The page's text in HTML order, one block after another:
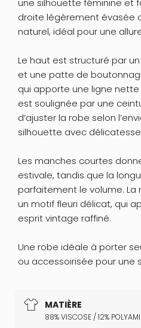
MATIÈRE
88% VISCOSE / 12%
une silhouette féminine et
droite légèrement évasée
naturel, idéal pour une
Le haut est structuré par
et une patte de
qui apporte une ligne
est soulignée par une
d’ajuster la robe selon
silhouette avec
Les manches courtes
estivale, tandis que la
parfaitement le volume.
un motif fleuri délicat, qui
esprit vintage raffiné.
Une robe idéale à porter
ou accessoirisée pour une